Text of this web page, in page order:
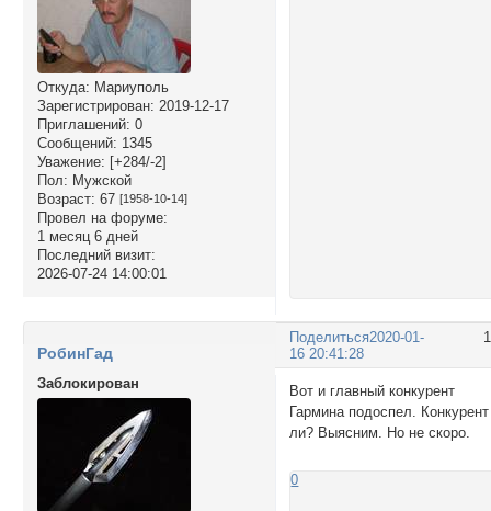
Откуда: Мариуполь
Зарегистрирован: 2019-12-17
Приглашений: 0
Сообщений: 1345
Уважение: [+284/-2]
Пол: Мужской
Возраст: 67 [1958-10-14]
Провел на форуме:
1 месяц 6 дней
Последний визит:
2026-07-24 14:00:01
Поделиться2020-01-
16 20:41:28
РобинГад
Заблокирован
Вот и главный конкурент
Гармина подоспел. Конкурент
ли? Выясним. Но не скоро.
0